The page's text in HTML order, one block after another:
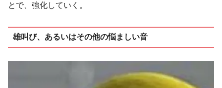
とで、強化していく。
雄叫び、あるいはその他の悩ましい音